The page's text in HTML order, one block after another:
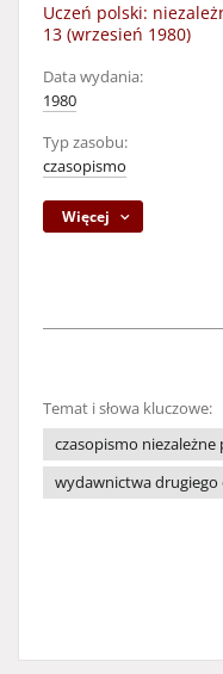
Uczeń polski:
13 (wrzesień 1980)
Data wydania:
1980
Typ zasobu:
czasopismo
Więcej
Temat i słowa kluczowe:
czasopismo niezależne
wydawnictwa drugiego